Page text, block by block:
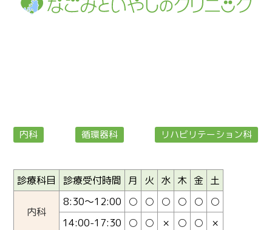
内科 循環器科 リハビリテーション科
診療科目 診療受付時間 月 火 水 木 金 土
内科
8:30～12:00 ○ ○ ○ ○ ○
○
14:00-17:30
○ ○ × ○ ○
×